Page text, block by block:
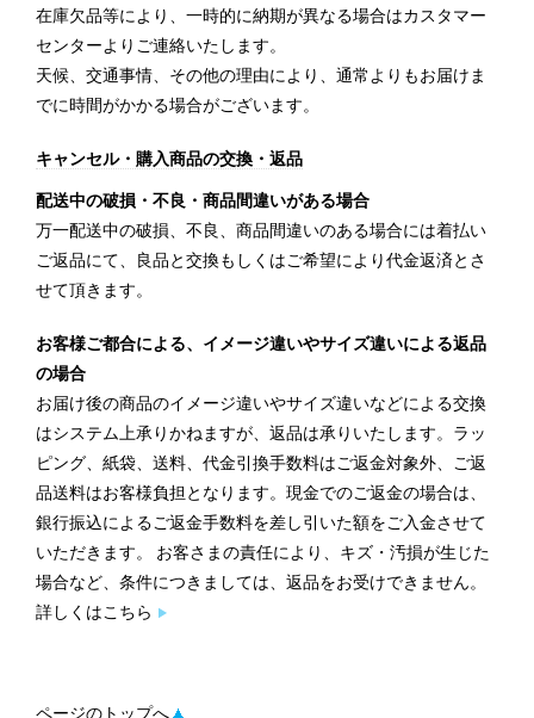
在庫欠品等により、一時的に納期が異なる場合はカスタマー
センターよりご連絡いたします。
天候、交通事情、その他の理由により、通常よりもお届けま
でに時間がかかる場合がございます。
キャンセル・購入商品の交換・返品
配送中の破損・不良・商品間違いがある場合
万一配送中の破損、不良、商品間違いのある場合には着払い
ご返品にて、良品と交換もしくはご希望により代金返済とさ
せて頂きます。
お客様ご都合による、イメージ違いやサイズ違いによる返品
の場合
お届け後の商品のイメージ違いやサイズ違いなどによる交換
はシステム上承りかねますが、返品は承りいたします。ラッ
ピング、紙袋、送料、代金引換手数料はご返金対象外、ご返
品送料はお客様負担となります。現金でのご返金の場合は、
銀行振込によるご返金手数料を差し引いた額をご入金させて
いただきます。 お客さまの責任により、キズ・汚損が生じた
場合など、条件につきましては、返品をお受けできません。
詳しくはこちら
ページのトップへ